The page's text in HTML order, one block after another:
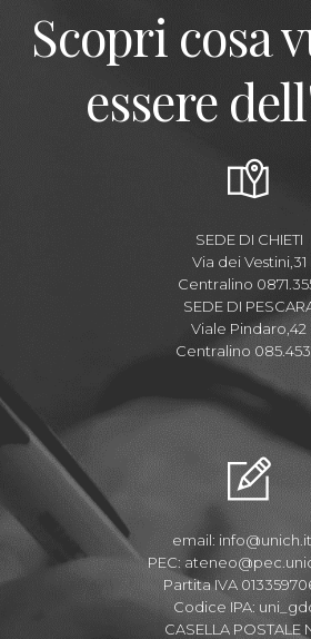
Scopri cosa
essere
SEDE DI CHIETI
Via dei Vestini,31
Centralino
SEDE DI
Viale Pindaro,42
Centralino
email: info@unich.it
PEC:
Partita IVA
Codice IPA:
CASELLA POSTALE